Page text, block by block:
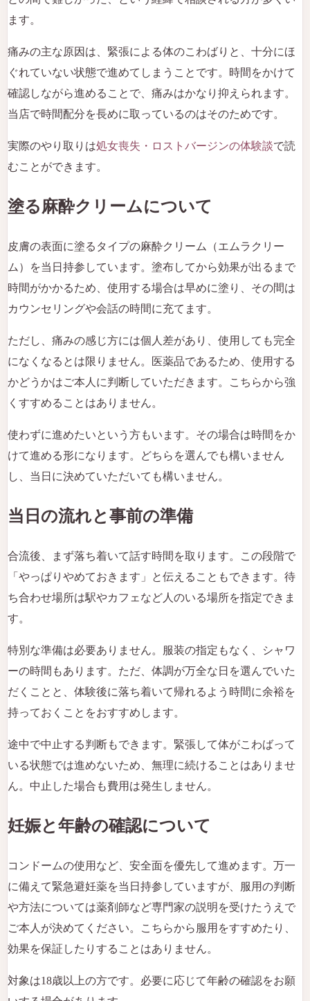
ます。
痛みの主な原因は、緊張による体のこわばりと、十分にほ
ぐれていない状態で進めてしまうことです。時間をかけて
確認しながら進めることで、痛みはかなり抑えられます。
当店で時間配分を長めに取っているのはそのためです。
実際のやり取りは処女喪失・ロストバージンの体験談で読
むことができます。
塗る麻酔クリームについて
皮膚の表面に塗るタイプの麻酔クリーム（エムラクリー
ム）を当日持参しています。塗布してから効果が出るまで
時間がかかるため、使用する場合は早めに塗り、その間は
カウンセリングや会話の時間に充てます。
ただし、痛みの感じ方には個人差があり、使用しても完全
になくなるとは限りません。医薬品であるため、使用する
かどうかはご本人に判断していただきます。こちらから強
くすすめることはありません。
使わずに進めたいという方もいます。その場合は時間をか
けて進める形になります。どちらを選んでも構いません
し、当日に決めていただいても構いません。
当日の流れと事前の準備
合流後、まず落ち着いて話す時間を取ります。この段階で
「やっぱりやめておきます」と伝えることもできます。待
ち合わせ場所は駅やカフェなど人のいる場所を指定できま
す。
特別な準備は必要ありません。服装の指定もなく、シャワ
ーの時間もあります。ただ、体調が万全な日を選んでいた
だくことと、体験後に落ち着いて帰れるよう時間に余裕を
持っておくことをおすすめします。
途中で中止する判断もできます。緊張して体がこわばって
いる状態では進めないため、無理に続けることはありませ
ん。中止した場合も費用は発生しません。
妊娠と年齢の確認について
コンドームの使用など、安全面を優先して進めます。万一
に備えて緊急避妊薬を当日持参していますが、服用の判断
や方法については薬剤師など専門家の説明を受けたうえで
ご本人が決めてください。こちらから服用をすすめたり、
効果を保証したりすることはありません。
対象は18歳以上の方です。必要に応じて年齢の確認をお願